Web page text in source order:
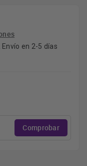
en 2-5 días
Comprobar